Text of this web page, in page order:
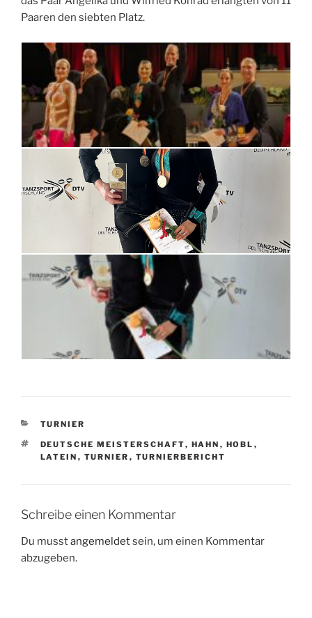
Paaren den siebten Platz.
KATEGORIEN
TURNIER
SCHLAGWÖRTER
DEUTSCHE MEISTERSCHAFT, HAHN , HOBL ,
LATEIN , TURNIER , TURNIERBERICHT
Schreibe einen Kommentar
Du musstangemeldetsein, um einen Kommentar
abzugeben.